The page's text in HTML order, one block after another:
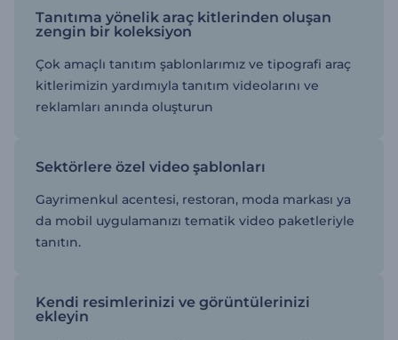
Tanıtıma yönelik araç kitlerinden oluşan
zengin bir koleksiyon
Çok amaçlı tanıtım şablonlarımız ve tipografi araç
kitlerimizin yardımıyla tanıtım videolarını ve
reklamları anında oluşturun
Sektörlere özel video şablonları
Gayrimenkul acentesi, restoran, moda markası ya
da mobil uygulamanızı tematik video paketleriyle
tanıtın.
Kendi resimlerinizi ve görüntülerinizi
ekleyin